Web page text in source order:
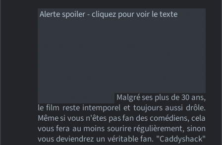
Alerte spoiler - cliquez pour voir le texteC'est un
Malgré ses plus de 30 ans,
le film reste intemporel et toujours aussi drôle.
Même si vous n'êtes pas fan des comédiens, cela
vous fera au moins sourire régulièrement, sinon
vous deviendrez un véritable fan. "Caddyshack"